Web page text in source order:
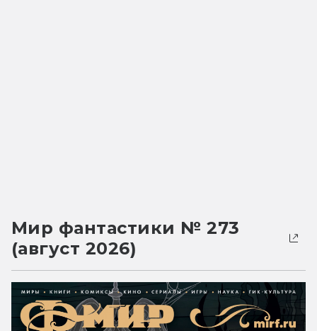
Мир фантастики № 273
(август 2026)